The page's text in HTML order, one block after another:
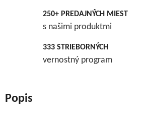
250+ PREDAJNÝCH MIEST
s našimi produktmi
333 STRIEBORNÝCH
vernostný program
Popis